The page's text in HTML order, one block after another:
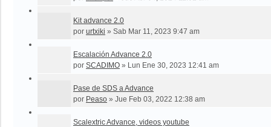
Kit advance 2.0
por urtxiki » Sab Mar 11, 2023 9:47 am
Escalación Advance 2.0
por SCADIMO » Lun Ene 30, 2023 12:41 am
Pase de SDS a Advance
por Peaso » Jue Feb 03, 2022 12:38 am
Scalextric Advance, videos youtube